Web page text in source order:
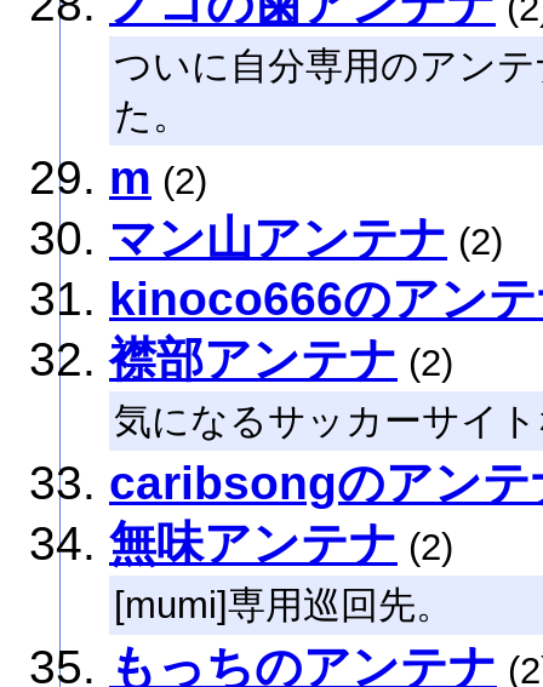
ついに自分専用のアン
た。
m (2)
マン山アンテナ (2)
kinoco666のアン
襟部アンテナ (2)
気になるサッカーサイ
caribsongのアンテ
無味アンテナ (2)
[mumi]専用巡回先。
もっちのアンテナ